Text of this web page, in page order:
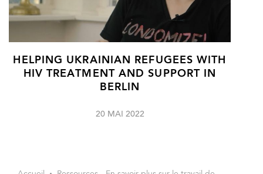
HELPING UKRAINIAN REFUGEES WITH
HIV TREATMENT AND SUPPORT IN
BERLIN
20 MAI 2022